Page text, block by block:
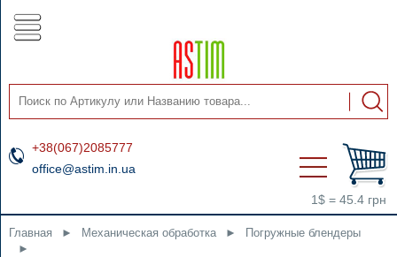
+38(067)2085777
office@astim.in.ua
1$ = 45.4 грн
Главная ► Механическая обработка ►
Погружные блендеры
►